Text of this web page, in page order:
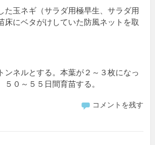
た玉ネギ（サラダ用極早生、サラダ用
にベタがけしていた防風ネットを取
ネルとする。本葉が２～３枚になっ
０～５５日間育苗する。
コメントを残す